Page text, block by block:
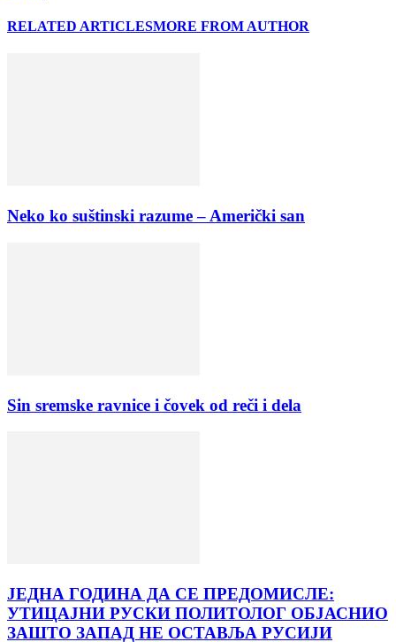
RELATED ARTICLESMORE FROM AUTHOR
Neko ko suštinski razume – Američki san
Sin sremske ravnice i čovek od reči i dela
ЈЕДНА ГОДИНА ДА СЕ ПРЕДОМИСЛЕ:
УТИЦАЈНИ РУСКИ ПОЛИТОЛОГ ОБЈАСНИО
ЗАШТО ЗАПАД НЕ ОСТАВЉА РУСИЈИ